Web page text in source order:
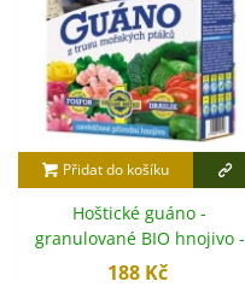
Přidat do košíku
Hoštické guáno -
granulované BIO hnojivo -
1 kg
188 Kč